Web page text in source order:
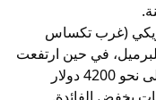
(غرب تكساس
4% إلى 58.45 دولار للبرميل، في حين ارتفعت
العقود الآجلة للذهب بنسبة 2.2% لتصل إلى نحو 4200 دولار